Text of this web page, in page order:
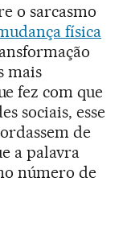
o sarcasmo
física
mais
fez com que
sociais, esse
de
a palavra
número de